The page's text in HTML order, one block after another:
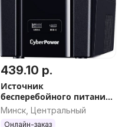
439.10 р.
Источник
бесперебойного питания
CyberPower UT1500EG
Минск, Центральный
Онлайн-заказ